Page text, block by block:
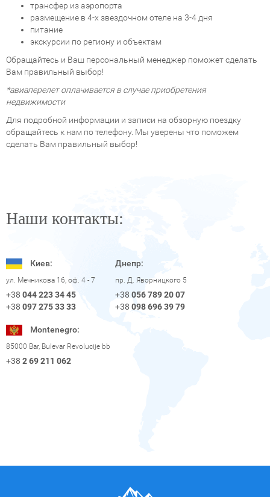
трансфер из аэропорта
размещение в 4-х звездочном отеле на 3-4 дня
питание
экскурсии по региону и объектам
Обращайтесь и Ваш персональный менеджер поможет сделать
Вам правильный выбор!
*авиаперелет оплачивается в случае приобретения
недвижимости
Для подробной информации и записи на обзорную поездку
обращайтесь к нам по телефону. Мы уверены что поможем
сделать Вам правильный выбор!
Наши контакты:
Киев:
ул. Мечникова 16, оф. 4 - 7
+38 044 223 34 45
+38 097 275 33 33
Днепр:
пр. Д. Яворницкого 5
+38 056 789 20 07
+38 098 696 39 79
Montenegro:
85000 Bar, Bulevar Revolucije bb
+38 2 69 211 062